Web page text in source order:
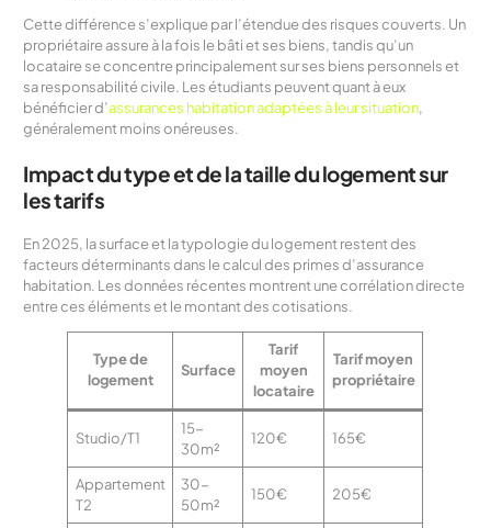
Cette différence s’explique par l’étendue des risques couverts. Un
propriétaire assure à la fois le bâti et ses biens, tandis qu’un
locataire se concentre principalement sur ses biens personnels et
sa responsabilité civile. Les étudiants peuvent quant à eux
bénéficier d’assurances habitation adaptées à leur situation,
généralement moins onéreuses.
Impact du type et de la taille du logement sur
les tarifs
En 2025, la surface et la typologie du logement restent des
facteurs déterminants dans le calcul des primes d’assurance
habitation. Les données récentes montrent une corrélation directe
entre ces éléments et le montant des cotisations.
Type de
logement
Surface
Tarif
moyen
locataire
Tarif moyen
propriétaire
Studio/T1
15-
30m²
120€ 165€
Appartement
T2
30-
50m²
150€ 205€